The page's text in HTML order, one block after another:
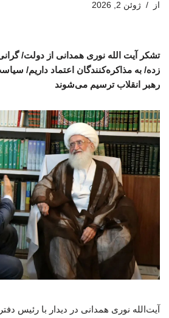
از ژوئن 2, 2026
تشکر آیت الله نوری همدانی از دولت/
زده/ به مذاکره‌کنندگان اعتماد داریم/
رهبر انقلاب ترسیم می‌شوند
آیت‌الله نوری همدانی در دیدار با رئیس